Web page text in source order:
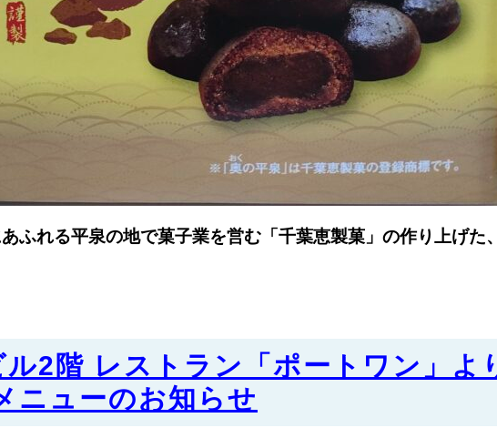
ふれる平泉の地で菓子業を営む「千葉恵製菓」の作り上げた
ル2階 レストラン「ポートワン」よ
ニューのお知らせ